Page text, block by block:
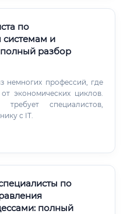
по
системам и
разбор
немногих профессий, где
экономических циклов.
требует специалистов,
с IT.
по
полный